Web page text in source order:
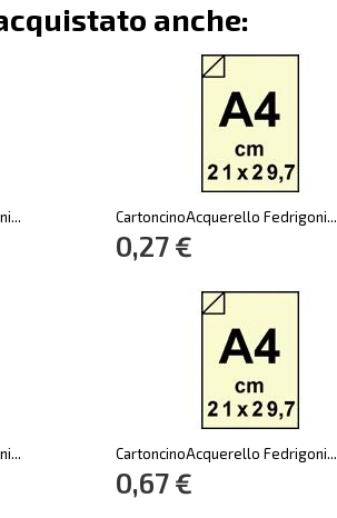
anche:
CartoncinoAcquerello Fedrigoni...
0,27 €
CartoncinoAcquerello Fedrigoni...
0,67 €